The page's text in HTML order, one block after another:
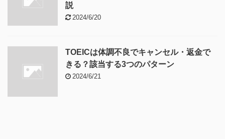
説
2024/6/20
TOEICは体調不良でキャンセル・返金で
きる？該当する3つのパターン
2024/6/21